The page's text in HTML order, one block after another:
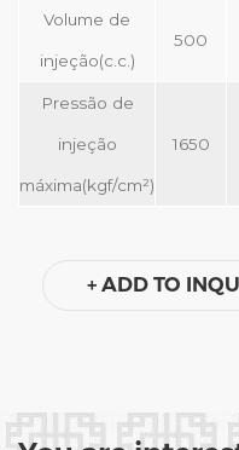
Volume de
injeção(c.c.)
500
Pressão de
injeção
máxima(kgf/cm²)
1650
+ ADD TO